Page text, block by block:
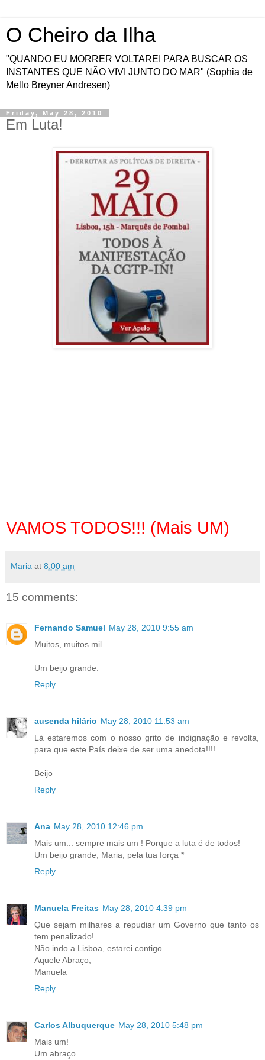
O Cheiro da Ilha
"QUANDO EU MORRER VOLTAREI PARA BUSCAR OS
INSTANTES QUE NÃO VIVI JUNTO DO MAR" (Sophia de
Mello Breyner Andresen)
Friday, May 28, 2010
Em Luta!
VAMOS TODOS!!! (Mais UM)
Maria at 8:00 am
15 comments:
Fernando Samuel May 28, 2010 9:55 am
Muitos, muitos mil...
Um beijo grande.
Reply
ausenda hilário May 28, 2010 11:53 am
Lá estaremos com o nosso grito de indignação e revolta,
para que este País deixe de ser uma anedota!!!!
Beijo
Reply
Ana May 28, 2010 12:46 pm
Mais um... sempre mais um ! Porque a luta é de todos!
Um beijo grande, Maria, pela tua força *
Reply
Manuela Freitas May 28, 2010 4:39 pm
Que sejam milhares a repudiar um Governo que tanto os
tem penalizado!
Não indo a Lisboa, estarei contigo.
Aquele Abraço,
Manuela
Reply
Carlos Albuquerque May 28, 2010 5:48 pm
Mais um!
Um abraço